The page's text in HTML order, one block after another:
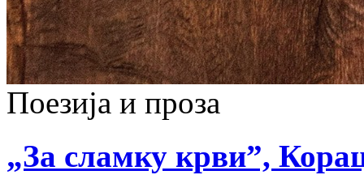
Поезија и проза
„За сламку крви”,